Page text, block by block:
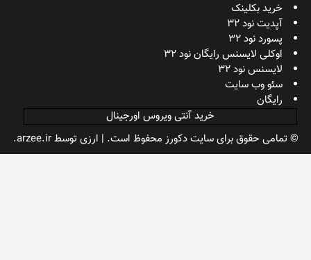
خرید بکلینک
آپدیت نود 32
پسورد نود 32
اوکلی لایسنس رایگان نود 32
لایسنس نود 32
سئو وب سایت
رایگان
خرید آنتی ویروس اورجینال
© تمامی حقوق برای سایت دکورز محفوظ است. | ارزیتوسط arzee.ir.